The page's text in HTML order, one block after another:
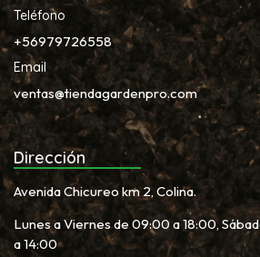
Teléfono
+56979726558
Email
ventas@tiendagardenpro.com
Dirección
Avenida Chicureo km 2, Colina.
Lunes a Viernes de 09:00 a 18:00,
a 14:00